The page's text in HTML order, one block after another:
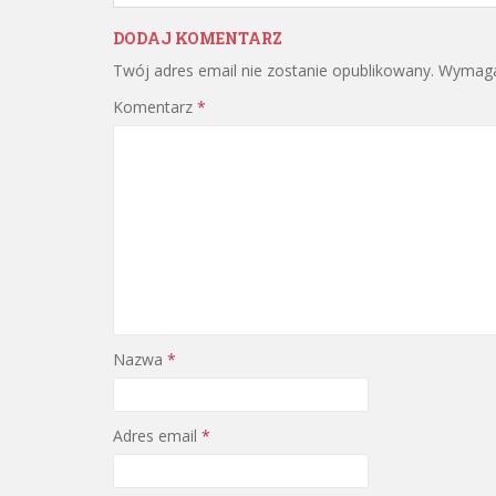
DODAJ KOMENTARZ
Twój adres email nie zostanie opublikowany.
Komentarz *
Nazwa *
Adres email *